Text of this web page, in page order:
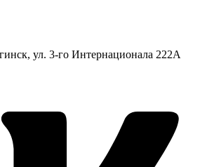
ул. 3-го Интернационала 222А